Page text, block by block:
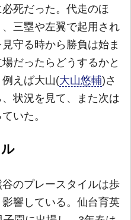
死だった。代走のほ
三塁や左翼で起用され
守る時から勝負は始ま
だったらどうするかと
えば大山(大山悠輔)さ
状況を見て、また次は
いた。
のプレースタイルは歩
響している。仙台育英